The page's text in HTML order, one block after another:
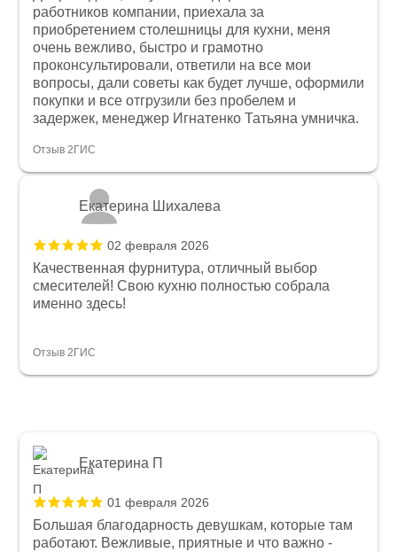
работников компании, приехала за
приобретением столешницы для кухни, меня
очень вежливо, быстро и грамотно
проконсультировали, ответили на все мои
вопросы, дали советы как будет лучше, оформили
покупки и все отгрузили без пробелем и
задержек, менеджер Игнатенко Татьяна умничка.
Отзыв 2ГИС
Екатерина Шихалева
02 февраля 2026
Качественная фурнитура, отличный выбор
смесителей! Свою кухню полностью собрала
именно здесь!
Отзыв 2ГИС
Екатерина П
01 февраля 2026
Большая благодарность девушкам, которые там
работают. Вежливые, приятные и что важно -